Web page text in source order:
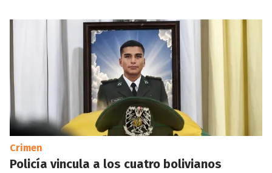
Crimen
Policía vincula a los cuatro bolivianos